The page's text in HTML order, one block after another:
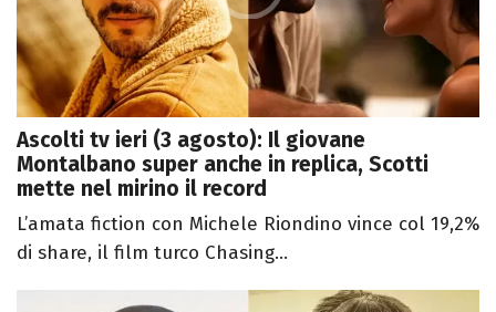
Ascolti tv ieri (3 agosto): Il giovane
Montalbano super anche in replica, Scotti
mette nel mirino il record
L’amata fiction con Michele Riondino vince col 19,2%
di share, il film turco Chasing...